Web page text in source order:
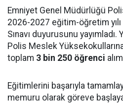
Emniyet Genel Müdürlüğü
2026-2027 eğitim-öğretim
Sınavı duyurusunu yayımladı.
Polis Meslek
toplam 3 bin 250 öğrenci
Eğitimlerini başarıyla
memuru olarak göreve